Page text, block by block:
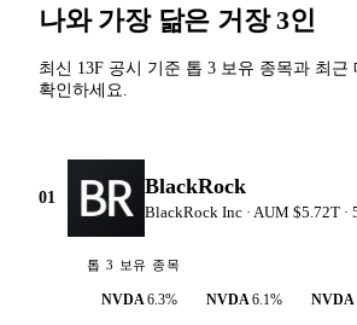
나와 가장 닮은 거장 3인
최신 13F 공시 기준 톱 3 보유 종목과 최근
확인하세요.
01 BlackRock
BlackRock Inc · AUM $5.72T ·
톱 3 보유 종목
NVDA 6.3% NVDA 6.1% NVDA